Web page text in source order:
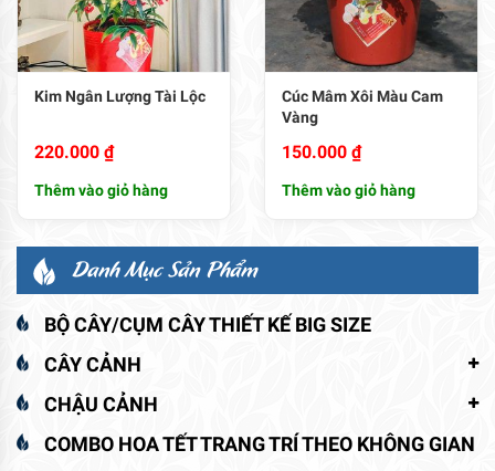
Kim Ngân Lượng Tài Lộc
220.000 ₫
Thêm vào giỏ hàng
Cúc Mâm Xôi Màu Cam
Vàng
150.000 ₫
Thêm vào giỏ hàng
Danh Mục Sản Phẩm
BỘ CÂY/CỤM CÂY THIẾT KẾ BIG SIZE
CÂY CẢNH
CHẬU CẢNH
COMBO HOA TẾT TRANG TRÍ THEO KHÔNG GIAN